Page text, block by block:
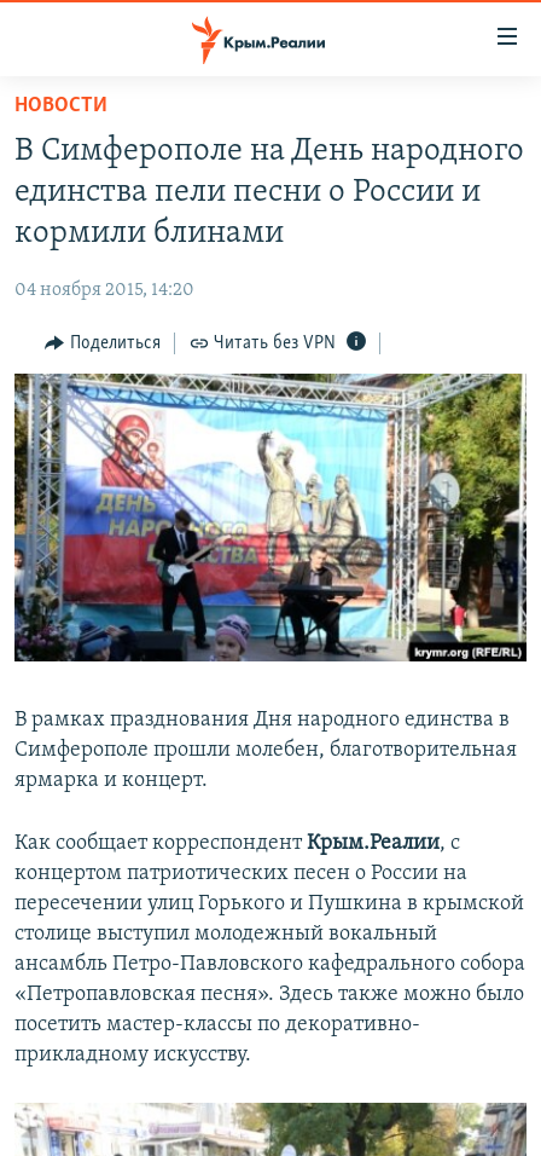
Вернуться
основному
содержанию
главной
навигации
Вернутся
поиску
НОВОСТИ
СПЕЦПРОЕКТЫ
11 ЛЕТ ОККУПАЦИИ КРЫМА. 11 ИСТОРИЙ СОПРОТИВЛЕНИЯ
ЕЩЕ
ИНТЕРАКТИВ
ИНФОГРАФИКА
ТЕЛЕПРОЕКТ КРЫМ.РЕАЛИИ
СОВЕТЫ ПРАВОЗАЩИТНИКОВ
ПРОПАВШИЕ БЕЗ ВЕСТИ
ПОБЕДИТЕЛЕЙ НЕ СУДЯТ?
КРЫМ.НЕПОКОРЕННЫЙ
ELIFBE
РАДІО СВОБОДА
КАК ОБОЙТИ БЛОКИРОВКУ
Українською
Qırımtatar
ПРИСОЕДИНЯЙТЕСЬ!
Все сайты RFE/RL
НОВОСТИ
В Симферополе на День народного
единства пели песни о России и
кормили блинами
04 ноября 2015, 14:20
Поделиться Читать без VPN
В рамках празднования Дня народного единства в
Симферополе прошли молебен, благотворительная
ярмарка и концерт.
Как сообщает корреспондентКрым.Реалии, с
концертом патриотических песен о России на
пересечении улиц Горького и Пушкина в крымской
столице выступил молодежный вокальный
ансамбль Петро-Павловского кафедрального собора
«Петропавловская песня». Здесь также можно было
посетить мастер-классы по декоративно-
прикладному искусству.